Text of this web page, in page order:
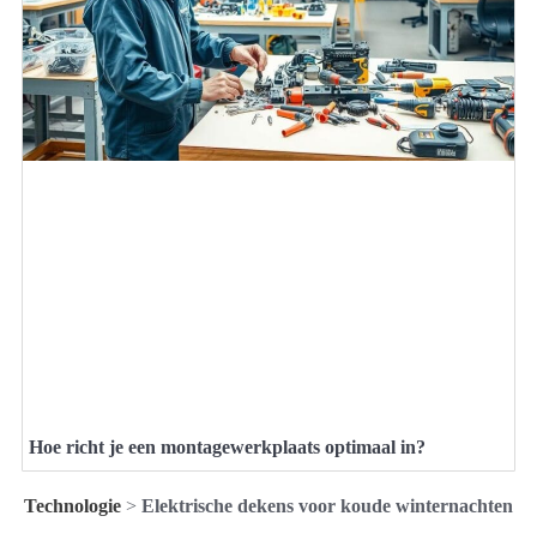
Hoe richt je een montagewerkplaats optimaal in?
Technologie > Elektrische dekens voor koude winternachten